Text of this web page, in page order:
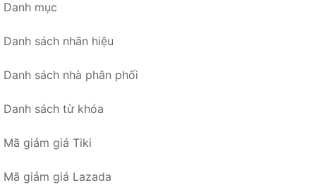
Danh mục
Danh sách nhãn hiệu
Danh sách nhà phân phối
Danh sách từ khóa
Mã giảm giá Tiki
Mã giảm giá Lazada